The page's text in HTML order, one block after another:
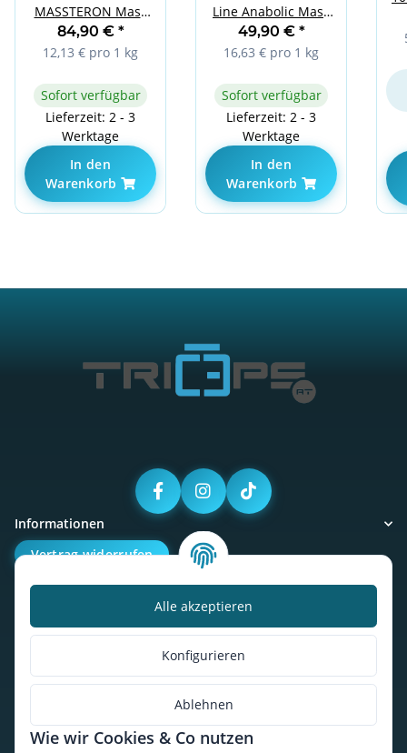
Alle akzeptieren
Konfigurieren
Ablehnen
Wie wir Cookies & Co nutzen
MASSTERON Mass
Gainer - 7 kg
Chocolate
84,90 € *
12,13 € pro 1 kg
Sofort verfügbar
Lieferzeit: 2 - 3
Werktage
In den
Warenkorb
Line Anabolic Mass
3kg Cookies with
Cream
49,90 € *
16,63 € pro 1 kg
Sofort verfügbar
Lieferzeit: 2 - 3
Werktage
In den
Warenkorb
Informationen
Vertrag widerrufen
Kalorienbedarfsrechner
So findest du uns
* Alle Preise inkl. gesetzlicher USt., zzgl.Versand